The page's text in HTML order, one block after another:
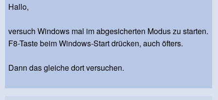
Hallo,
versuch Windows mal im abgesicherten Modus zu starten.
F8-Taste beim Windows-Start drücken, auch öfters.
Dann das gleiche dort versuchen.